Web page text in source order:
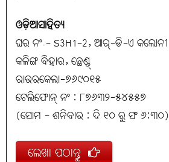
ଓଡ଼ିଆସାହିତ୍ୟ
ଘର ନଂ.- S3H1-2, ଆର୍-ଡି-ଏ କଲୋନୀ
କଳିଙ୍ଗ ବିହାର, ଛେଣ୍ଡ୍
ରାଉରକେଲା-୭୬୯୦୧୫
ଟେଲିଫୋନ୍ ନଂ : ୮୭୬୩୨-୫୪୫୫୭
(ସୋମ - ଶନିବାର : ଦି ୧୦ ରୁ ସଂ ୬:୩୦)
ଲେଖା ପଠାନ୍ତୁ